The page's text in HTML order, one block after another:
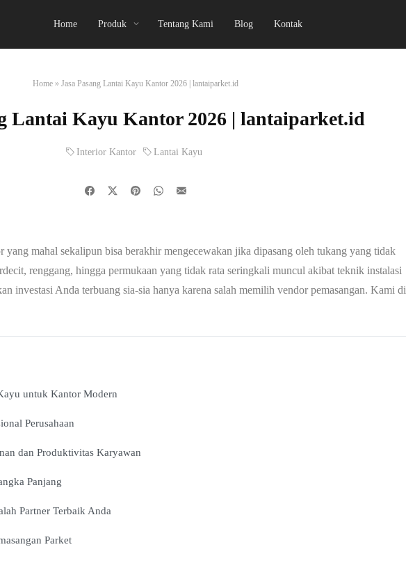
Home Produk Tentang Kami Blog Kontak
Home» Jasa Pasang Lantai Kayu Kantor 2026 | lantaiparket.id
Lantai Kayu Kantor 2026 | lantaiparket.id
Interior Kantor Lantai Kayu
mahal sekalipun bisa berakhir mengecewakan jika dipasang oleh tukang yang tidak
renggang, hingga permukaan yang tidak rata seringkali muncul akibat teknik instalasi
investasi Anda terbuang sia-sia hanya karena salah memilih vendor pemasangan. Kami di
untuk Kantor Modern
Perusahaan
dan Produktivitas Karyawan
Panjang
Partner Terbaik Anda
Parket